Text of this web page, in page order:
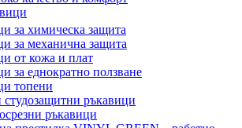
за химическа защита
за механична защита
от кожа и плат
за еднократно ползване
топени
студозащитни ръкавици
ръкавици